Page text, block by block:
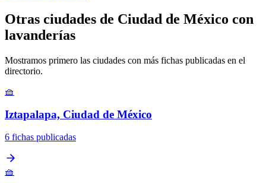
Otras ciudades de Ciudad de México con
lavanderías
Mostramos primero las ciudades con más fichas publicadas en el
directorio.
🧺
Iztapalapa, Ciudad de México
6 fichas publicadas
🧺